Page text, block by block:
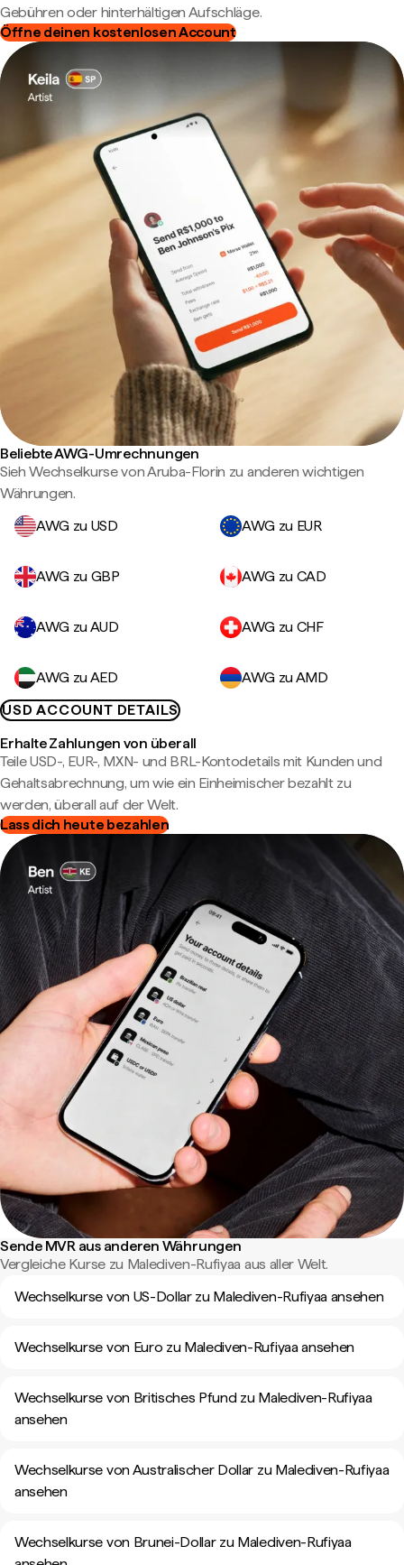
Gebühren oder hinterhältigen Aufschläge.
Öffne deinen kostenlosen Account
Beliebte AWG-Umrechnungen
Sieh Wechselkurse von Aruba-Florin zu anderen wichtigen
Währungen.
AWG zu USD
AWG zu EUR
AWG zu GBP AWG zu CAD
AWG zu AUD AWG zu CHF
AWG zu AED
AWG zu AMD
USD ACCOUNT DETAILS
Erhalte Zahlungen von überall
Teile USD-, EUR-, MXN- und BRL-Kontodetails mit Kunden und
Gehaltsabrechnung, um wie ein Einheimischer bezahlt zu
werden, überall auf der Welt.
Lass dich heute bezahlen
Sende MVR aus anderen Währungen
Vergleiche Kurse zu Malediven-Rufiyaa aus aller Welt.
Wechselkurse von US-Dollar zu Malediven-Rufiyaa ansehen
Wechselkurse von Euro zu Malediven-Rufiyaa ansehen
Wechselkurse von Britisches Pfund zu Malediven-Rufiyaa
ansehen
Wechselkurse von Australischer Dollar zu Malediven-Rufiyaa
ansehen
Wechselkurse von Brunei-Dollar zu Malediven-Rufiyaa